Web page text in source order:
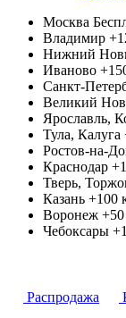
Москва
Владимир
Нижний
Иваново
Санкт-
Великий
Ярославль,
Тула, Калуга
Ростов-на-
Краснодар
Тверь,
Казань +100
Воронеж
Чебоксары
Распродажа